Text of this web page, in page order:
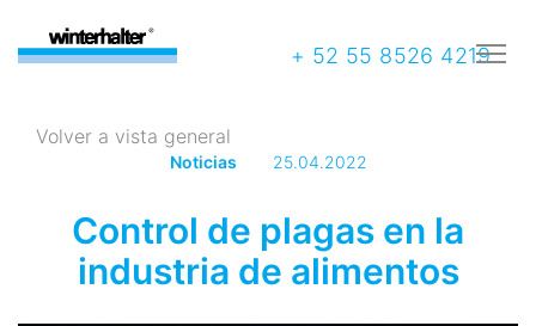
+ 52 55 8526 4219
Volver a vista general
Noticias 25.04.2022
Control de plagas en la
industria de alimentos